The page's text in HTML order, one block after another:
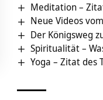
Meditation –
Neue Videos
Der Königsweg
Spiritualität –
Yoga – Zitat des